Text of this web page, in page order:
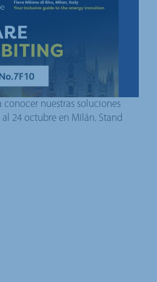
conocer nuestras soluciones
24 octubre en Milán. Stand